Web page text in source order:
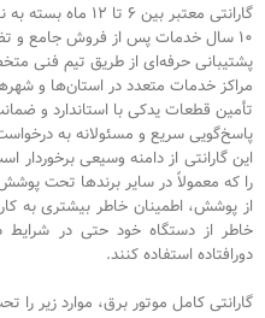
گارانتی معتبر بین ۶ تا ۱۲ ماه بسته به نوع دستگاه
۱۰ سال خدمات پس از فروش جامع و تضمین‌شده
پشتیبانی حرفه‌ای از طریق تیم فنی
مراکز خدمات متعدد در استان‌ها و
تأمین قطعات یدکی با استاندارد و
پاسخ‌گویی سریع و مسئولانه به
این گارانتی از دامنه وسیعی
را که معمولاً در سایر برندها تحت
از پوشش، اطمینان خاطر بیشتری به
خاطر از دستگاه خود حتی در شرایط
دورافتاده استفاده کنند.
گارانتی کامل موتور برق، موارد زیر